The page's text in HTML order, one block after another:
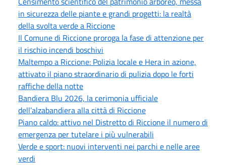
in sicurezza delle piante e grandi progetti: la realtà
della svolta verde a Riccione
Il Comune di Riccione proroga la fase di attenzione per
il rischio incendi boschivi
Maltempo a Riccione: Polizia locale e Hera in azione,
attivato il piano straordinario di pulizia dopo le forti
raffiche della notte
Bandiera Blu 2026, la cerimonia ufficiale
dell’alzabandiera alla città di Riccione
Piano caldo: attivo nel Distretto di Riccione il numero di
emergenza per tutelare i più vulnerabili
Verde e sport: nuovi interventi nei parchi e nelle aree
verdi